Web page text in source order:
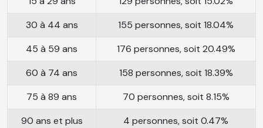
30 à 44 ans
155 personnes, soit 18.04%
45 à 59 ans
176 personnes, soit 20.49%
60 à 74 ans
158 personnes, soit 18.39%
75 à 89 ans
70 personnes, soit 8.15%
90 ans et plus
4 personnes, soit 0.47%